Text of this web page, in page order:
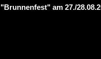
"Brunnenfest" am 27./